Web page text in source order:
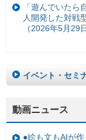
「遊んでいた
人開発した対戦
（2026年5月29
イベント・セミ
動画ニュース
●絵も文もAIが